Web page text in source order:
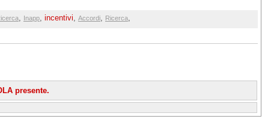
, Inapp, incentivi, Accordi, Ricerca,
presente.